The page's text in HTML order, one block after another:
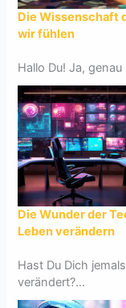
Die Wissenschaft
wir fühlen
Hallo Du! Ja,
Die Wunder der
Leben verändern
Hast Du Dich
verändert?...